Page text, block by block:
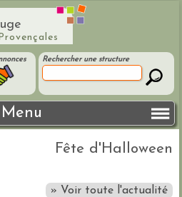
Rechercher une structure
Menu
Fête d'Halloween
» Voir toute l'actualité